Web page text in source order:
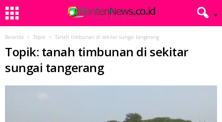
Beranda Topik Tanah timbunan di sekitar sungai tangerang
Topik: tanah timbunan di sekitar
sungai tangerang